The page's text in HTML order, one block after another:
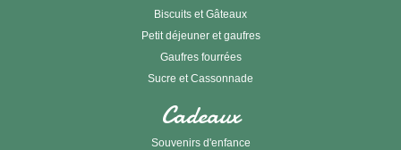
Biscuits et Gâteaux
Petit déjeuner et gaufres
Gaufres fourrées
Sucre et Cassonnade
Cadeaux
Souvenirs d'enfance